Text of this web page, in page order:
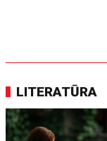
LITERATŪRA